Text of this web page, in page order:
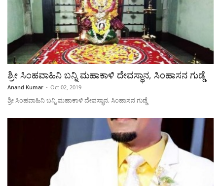
ಶ್ರೀ ಸಿಂಹವಾಹಿನಿ ಬನ್ನಿ ಮಹಾಕಾಳಿ ದೇವಸ್ಥಾನ, ಸಿಂಹಾಸನ ಗುಡ್ಡೆ
Anand Kumar - Oct 02, 2019
ಶ್ರೀ ಸಿಂಹವಾಹಿನಿ ಬನ್ನಿ ಮಹಾಕಾಳಿ ದೇವಸ್ಥಾನ, ಸಿಂಹಾಸನ ಗುಡ್ಡೆ